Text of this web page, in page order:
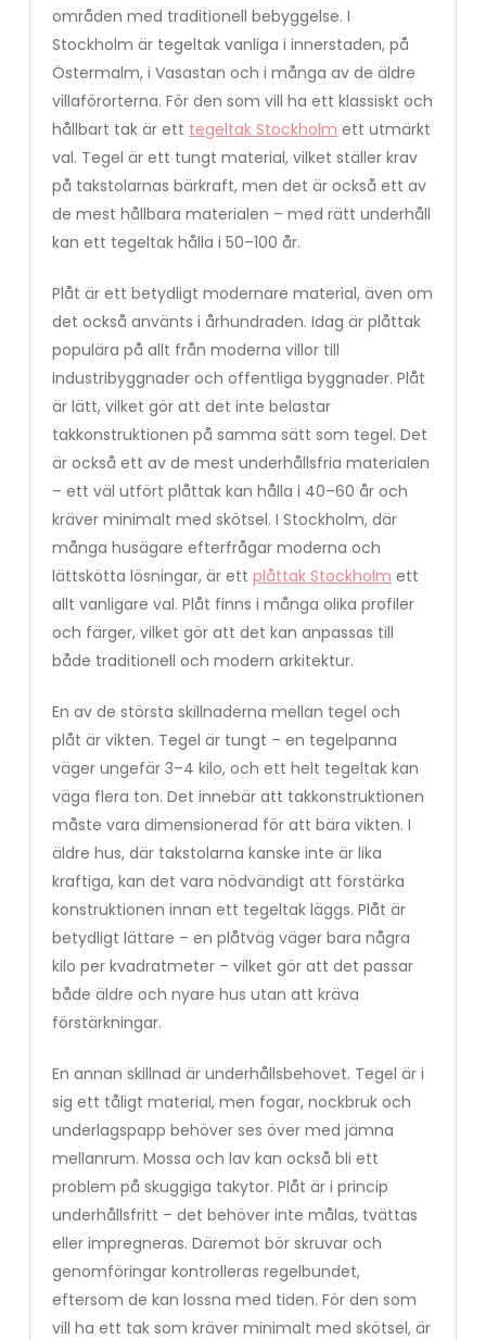
områden med traditionell bebyggelse. I
Stockholm är tegeltak vanliga i innerstaden, på
Östermalm, i Vasastan och i många av de äldre
villaförorterna. För den som vill ha ett klassiskt och
hållbart tak är ett tegeltak Stockholm ett utmärkt
val. Tegel är ett tungt material, vilket ställer krav
på takstolarnas bärkraft, men det är också ett av
de mest hållbara materialen – med rätt underhåll
kan ett tegeltak hålla i 50–100 år.
Plåt är ett betydligt modernare material, även om
det också använts i århundraden. Idag är plåttak
populära på allt från moderna villor till
industribyggnader och offentliga byggnader. Plåt
är lätt, vilket gör att det inte belastar
takkonstruktionen på samma sätt som tegel. Det
är också ett av de mest underhållsfria materialen
– ett väl utfört plåttak kan hålla i 40–60 år och
kräver minimalt med skötsel. I Stockholm, där
många husägare efterfrågar moderna och
lättskötta lösningar, är ettplåttak Stockholm ett
allt vanligare val. Plåt finns i många olika profiler
och färger, vilket gör att det kan anpassas till
både traditionell och modern arkitektur.
En av de största skillnaderna mellan tegel och
plåt är vikten. Tegel är tungt – en tegelpanna
väger ungefär 3–4 kilo, och ett helt tegeltak kan
väga flera ton. Det innebär att takkonstruktionen
måste vara dimensionerad för att bära vikten. I
äldre hus, där takstolarna kanske inte är lika
kraftiga, kan det vara nödvändigt att förstärka
konstruktionen innan ett tegeltak läggs. Plåt är
betydligt lättare – en plåtväg väger bara några
kilo per kvadratmeter – vilket gör att det passar
både äldre och nyare hus utan att kräva
förstärkningar.
En annan skillnad är underhållsbehovet. Tegel är i
sig ett tåligt material, men fogar, nockbruk och
underlagspapp behöver ses över med jämna
mellanrum. Mossa och lav kan också bli ett
problem på skuggiga takytor. Plåt är i princip
underhållsfritt – det behöver inte målas, tvättas
eller impregneras. Däremot bör skruvar och
genomföringar kontrolleras regelbundet,
eftersom de kan lossna med tiden. För den som
vill ha ett tak som kräver minimalt med skötsel, är